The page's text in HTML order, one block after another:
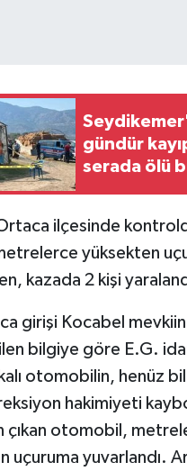
gündür
serada ölü
ilçesinde
yüksekten
kazada 2 kişi
girişi Kocabel
bilgiye göre E.G.
otomobilin, henüz
hakimiyeti
çıkan otomobil,
uçuruma yuvarlandı.